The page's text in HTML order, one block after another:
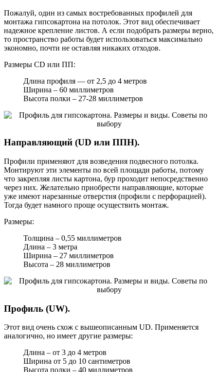
Пожалуй, один из самых востребованных профилей для
монтажа гипсокартона на потолок. Этот вид обеспечивает
надежное крепление листов. А если подобрать размеры верно,
то пространство работы будет использоваться максимально
экономно, почти не оставляя никаких отходов.
Размеры CD или ПП:
Длина профиля — от 2,5 до 4 метров
Ширина – 60 миллиметров
Высота полки – 27-28 миллиметров
Направляющий (UD или ППН).
Профили применяют для возведения подвесного потолка.
Монтируют эти элементы по всей площади работы, потому
что закрепляя листы картона, бур проходит непосредственно
через них. Желательно приобрести направляющие, которые
уже имеют нарезанные отверстия (профили с перфорацией).
Тогда будет намного проще осуществить монтаж.
Размеры:
Толщина – 0,55 миллиметров
Длина – 3 метра
Ширина – 27 миллиметров
Высота – 28 миллиметров
Профиль (UW).
Этот вид очень схож с вышеописанным UD. Применяется
аналогично, но имеет другие размеры:
Длина – от 3 до 4 метров
Ширина от 5 до 10 сантиметров
Высота полки – 40 миллиметров